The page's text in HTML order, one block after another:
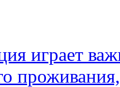
играет